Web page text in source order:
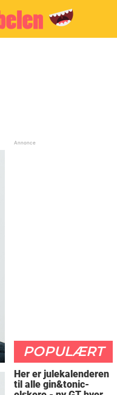
POPULÆRT
Her er julekalenderen
til alle gin&tonic-